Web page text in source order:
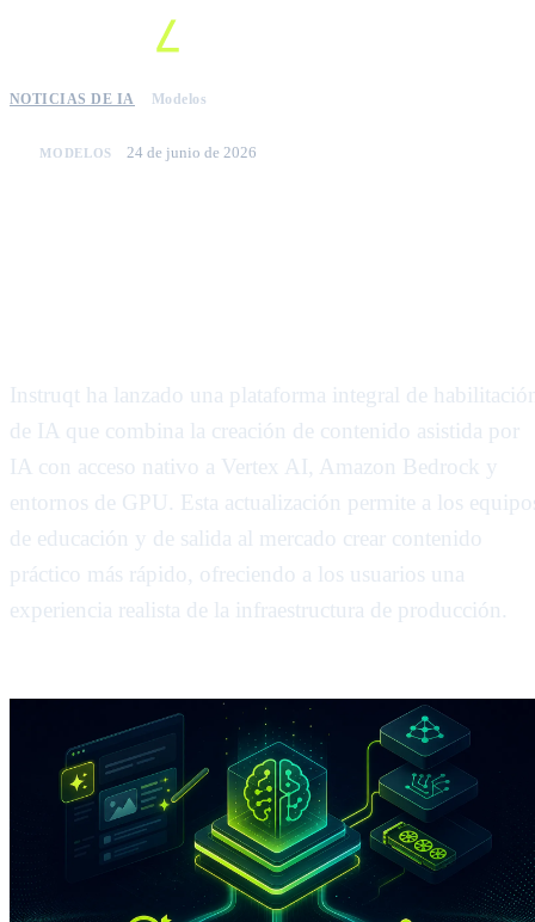
NOTICIAS DE IA Modelos
MODELOS 24 de junio de 2026
Instruqt ha lanzado una plataforma integral de
de IA que combina la creación de contenido asistida por
IA con acceso nativo a Vertex AI, Amazon Bedrock y
entornos de GPU. Esta actualización permite a los
de educación y de salida al mercado crear contenido
práctico más rápido, ofreciendo a los usuarios una
experiencia realista de la infraestructura de producción.